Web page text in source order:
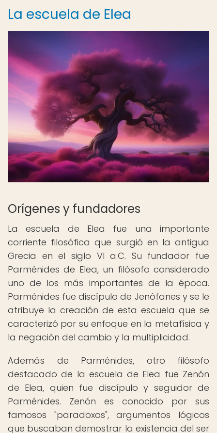
La escuela de Elea
Orígenes y fundadores
La escuela de Elea fue una importante
corriente filosófica que surgió en la antigua
Grecia en el siglo VI a.C. Su fundador fue
Parménides de Elea, un filósofo considerado
uno de los más importantes de la época.
Parménides fue discípulo de Jenófanes y se le
atribuye la creación de esta escuela que se
caracterizó por su enfoque en la metafísica y
la negación del cambio y la multiplicidad.
Además de Parménides, otro filósofo
destacado de la escuela de Elea fue Zenón
de Elea, quien fue discípulo y seguidor de
Parménides. Zenón es conocido por sus
famosos "paradoxos", argumentos lógicos
que buscaban demostrar la existencia del ser